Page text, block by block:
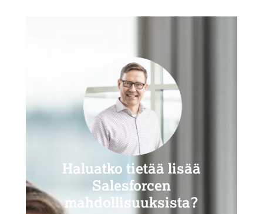
Haluatko tietää lisää
Salesforcen
mahdollisuuksista?